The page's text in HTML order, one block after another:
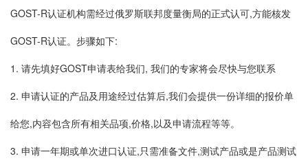
GOST-R认证机构需经过俄罗斯联邦度量衡局的正式认可,方能核发
GOST-R认证。步骤如下:
1. 请先填好GOST申请表给我们, 我们的专家将会尽快与您联系
2. 申请认证的产品及用途经过估算后,我们会提供一份详细的报价单
给您,内容包含所有相关品项,价格,以及申请流程等等。
3. 申请一年期或单次进口认证,只需准备文件,测试产品或是产品测试